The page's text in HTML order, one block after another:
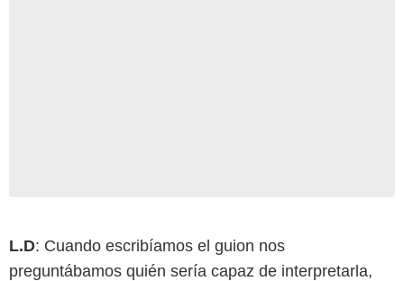
L.D: Cuando escribíamos el guion nos
preguntábamos quién sería capaz de interpretarla,